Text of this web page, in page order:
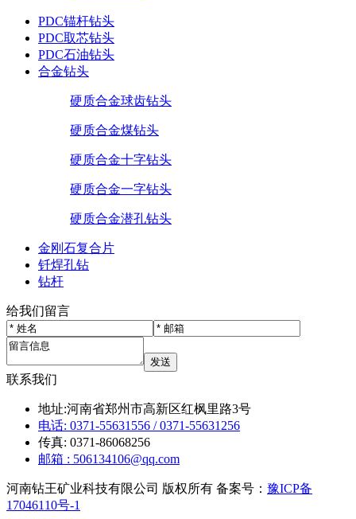
PDC锚杆钻头
PDC取芯钻头
PDC石油钻头
合金钻头
硬质合金球齿钻头
硬质合金煤钻头
硬质合金十字钻头
硬质合金一字钻头
硬质合金潜孔钻头
金刚石复合片
钎焊孔钻
钻杆
给我们留言
联系我们
地址:河南省郑州市高新区红枫里路3号
电话: 0371-55631556 / 0371-55631256
传真: 0371-86068256
邮箱 : 506134106@qq.com
河南钻王矿业科技有限公司 版权所有 备案号： 豫ICP备
17046110号-1